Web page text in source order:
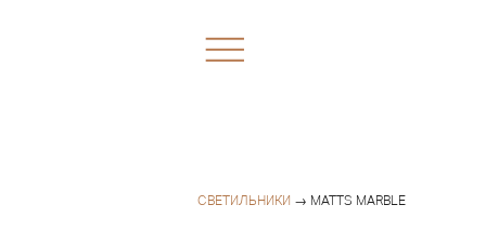
СВЕТИЛЬНИКИ → MATTS MARBLE